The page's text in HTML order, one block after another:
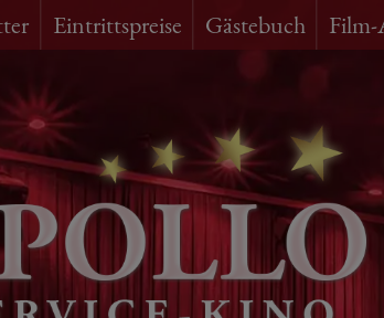
Eintrittspreise Gästebuch